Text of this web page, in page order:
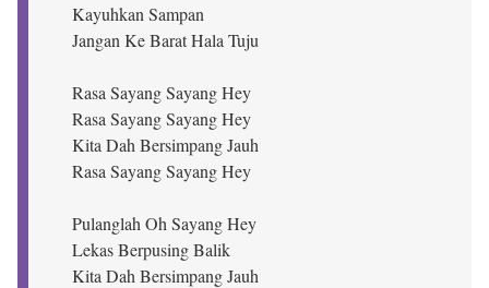
Kayuhkan Sampan
Jangan Ke Barat Hala Tuju
Rasa Sayang Sayang Hey
Rasa Sayang Sayang Hey
Kita Dah Bersimpang Jauh
Rasa Sayang Sayang Hey
Pulanglah Oh Sayang Hey
Lekas Berpusing Balik
Kita Dah Bersimpang Jauh